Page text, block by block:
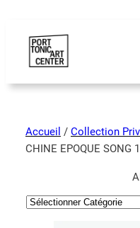
Accueil / Collection
CHINE EPOQUE SONG